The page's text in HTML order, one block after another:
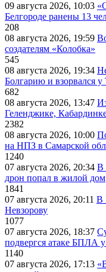
09 августа 2026, 10:03
Белгороде ранены 13
208
08 августа 2026, 19:59
создателям «Колобка»
545
08 августа 2026, 19:34
Болгарию и взорвался у
682
08 августа 2026, 13:47
Геленджике,
2382
08 августа 2026, 10:00
на НПЗ в Самарской
1240
07 августа 2026, 20:34 В
дрон попал в жилой дом
1841
07 августа 2026, 20:11 В
Невзорову
1077
07 августа 2026, 18:37
подвергся атаке БПЛА
1140
07 августа 2026, 17:13